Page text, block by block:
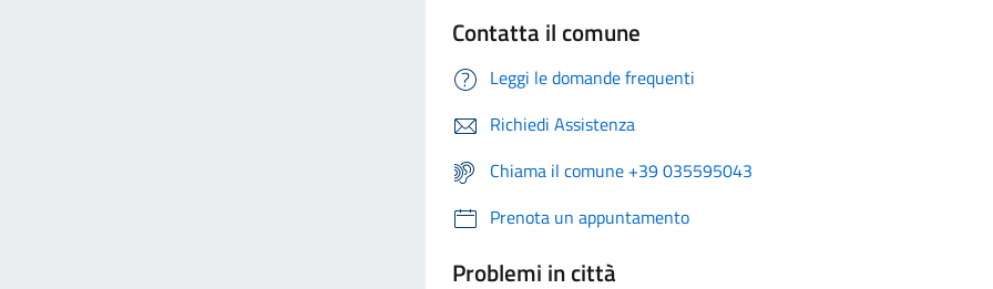
Contatta il comune
Leggi le domande frequenti
Richiedi Assistenza
Chiama il comune +39 035595043
Prenota un appuntamento
Problemi in città